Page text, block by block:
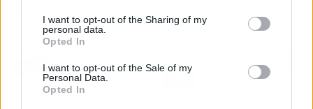
I want to opt-out of the Sharing of my
personal data.
Opted In
I want to opt-out of the Sale of my
Personal Data.
Opted In
El Liverpool prepara el
talonario para arrasar a
la Real Sociedad
Luiz Felipe todavía puede
volver al Betis: fecha